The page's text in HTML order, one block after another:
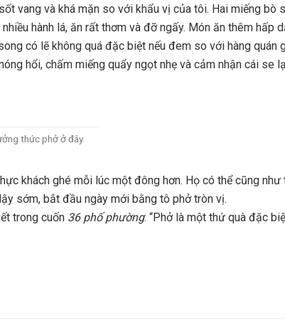
vang và khá mặn so với khẩu vị của tôi. Hai miếng
hành lá, ăn rất thơm và đỡ ngấy. Món ăn thêm hấp
có lẽ không quá đặc biệt nếu đem so với hàng quán
hổi, chấm miếng quẩy ngọt nhẹ và cảm nhận cái se
thức phở ở đây.
khách ghé mỗi lúc một đông hơn. Họ có thể cũng
sớm, bắt đầu ngày mới bằng tô phở tròn vị.
trong cuốn 36 phố phường: “Phở là một thứ quà đặc